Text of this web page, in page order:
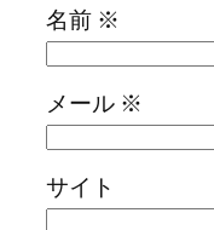
名前 ※
メール ※
サイト